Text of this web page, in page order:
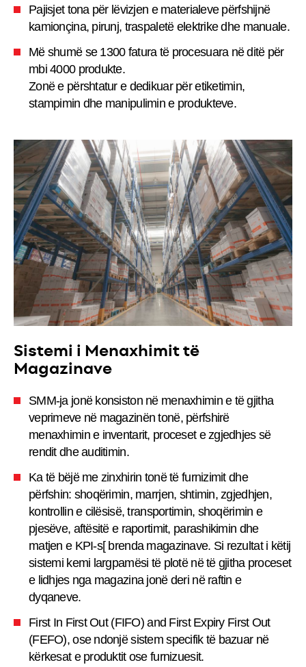
Pajisjet tona për lëvizjen e materialeve përfshijnë
kamionçina, pirunj, traspaletë elektrike dhe manuale.
Më shumë se 1300 fatura të procesuara në ditë për
mbi 4000 produkte.
Zonë e përshtatur e dedikuar për etiketimin,
stampimin dhe manipulimin e produkteve.
Sistemi i Menaxhimit të
Magazinave
SMM-ja jonë konsiston në menaxhimin e të gjitha
veprimeve në magazinën tonë, përfshirë
menaxhimin e inventarit, proceset e zgjedhjes së
rendit dhe auditimin.
Ka të bëjë me zinxhirin tonë të furnizimit dhe
përfshin: shoqërimin, marrjen, shtimin, zgjedhjen,
kontrollin e cilësisë, transportimin, shoqërimin e
pjesëve, aftësitë e raportimit, parashikimin dhe
matjen e KPI-s[ brenda magazinave. Si rezultat i këtij
sistemi kemi largpamësi të plotë në të gjitha proceset
e lidhjes nga magazina jonë deri në raftin e
dyqaneve.
First In First Out (FIFO) and First Expiry First Out
(FEFO), ose ndonjë sistem specifik të bazuar në
kërkesat e produktit ose furnizuesit.